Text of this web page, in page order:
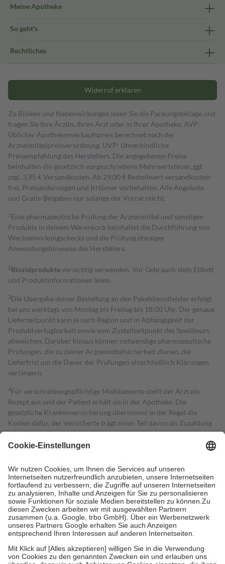
Meine Apotheke
So geht's
Rechtliches
Widerruf erklären
Zu Risiken und Nebenwirkungen lesen Sie die Packungsbeilage und
fragen Sie Ihre Ärztin, Ihren Arzt oder in Ihrer Apotheke. AVP:
Üblicher Apothekenverkaufspreis berechnet nach der
Arzneimittelpreisverordnung. UVP: Unverbindliche
Preisempfehlung des Herstellers. Die angegebenen Preise
beinhalten die gesetzlich vorgeschriebene Mehrwertsteuer, ggf.
zzgl. 3,95 € Versandkosten. Ab 29,00 € Bestell­wert versand­kosten­
frei. Preisänderungen und Irrtümer vorbehalten. Alle Angebote
und Gratis-Beigaben nur solange der Vorrat reicht.
1 Eine pharmazeutische Prüfung der Arzneimittel und sonstigen
Produkte in deinem Warenkorb beinhaltet die Durchführung von
Wechselwirkungschecks und die Prüfung etwaiger
Anwendungshinweise des Herstellers.
2Biozidproduktevorsichtig verwenden. Vor Gebrauch stets Etikett
und Produktinformationen lesen.
3Die Übergabe deiner Bestellung an den Paketdienstleister erfolgt
bei uns werktags von Montag bis Freitag bis 18:00 Uhr. Der genaue
Lieferzeitpunkt kann je nach Region und in Abhängigkeit der
Produktverfügbarkeit sowie vom Zustellzeitpunkt des Spediteurs
abweichen. Darüber hinaus können notwendige pharmazeutische
Prüfungen, die zu deiner Arzneimittelsicherheit dienen, die
Lieferfrist um die Dauer der Prüfungen einschließlich Klärungen
verlängern.
4Für verschreibungspflichtige Medikamente stellt der Arzt ein
Rezept aus und der Patient erhält sie in der Apotheke. Die
gesetzliche Krankenversicherung übernimmt in der Regel die
Kosten dafür, der Versicherte trägt einen Teil davon als Zuzahlung
mit.
Grundsätzlich leisten Mitglieder Zuzahlungen in Höhe von zehn
höchstens zehn Euro.
Es sind jedoch nie mehr als die tatsächlichen
Kosten der Leistung zu entrichten.
Diese Regeln gelten grundsätzlich auch für Online-Apotheken.
Bei Heilmitteln und häuslicher Krankenpflege beträgt die
Zuzahlung zehn Prozent der Kosten sowie zehn Euro je
Verordnung.
Um das Engagement der Versicherten für ihre eigene Gesundheit zu
stärken und die besondere Stellung der Familie zu unterstützen,
fallenkeine Zuzahlungenan bei:
• Kindern und Jugendlichen bis zum vollendeten 18. Lebensjahr